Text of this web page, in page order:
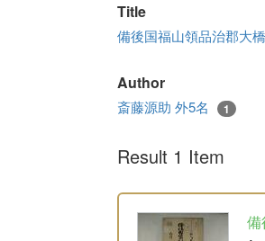
Title
備後国福山領品治郡大
Author
斎藤源助 外5名 1
Result 1 Item
備